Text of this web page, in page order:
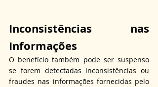
Inconsistências nas
Informações
O benefício também pode ser suspenso
se forem detectadas inconsistências ou
fraudes nas informações fornecidas pelo